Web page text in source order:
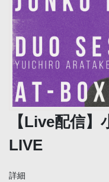
【Live配信
LIVE
詳細